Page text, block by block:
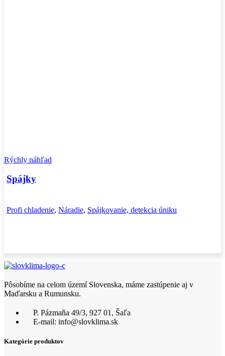
Rýchly náhľad
Spájky
Profi chladenie, Náradie, Spájkovanie, detekcia úniku
Pôsobíme na celom území Slovenska, máme zastúpenie aj v
Maďarsku a Rumunsku.
P. Pázmaňa 49/3, 927 01, Šaľa
E-mail: info@slovklima.sk
Kategórie produktov